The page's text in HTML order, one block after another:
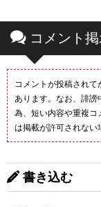
コメント
コメントが投稿され
あります。なお、誹
為、短い内容や重複コ
は掲載が許可されない
書き込む